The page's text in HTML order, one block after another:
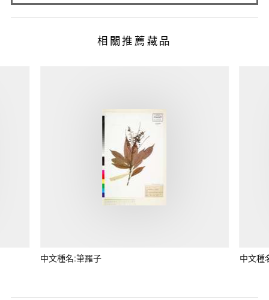
相關推薦藏品
中文種名:筆羅子 中文種